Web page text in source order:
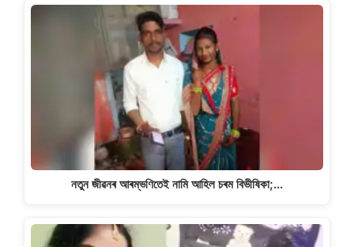
নতুন জীৱনৰ আৰম্ভণিতেই নামি আহিল চৰম বিভীষিকা;…